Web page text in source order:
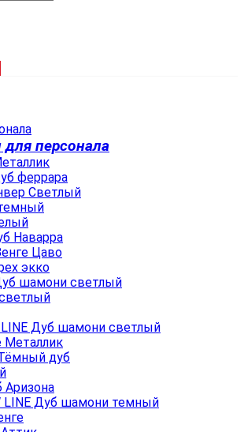
персонала
феррара
Светлый
Наварра
Цаво
экко
шамони светлый
Дуб шамони светлый
Металлик
дуб
Дуб шамони темный